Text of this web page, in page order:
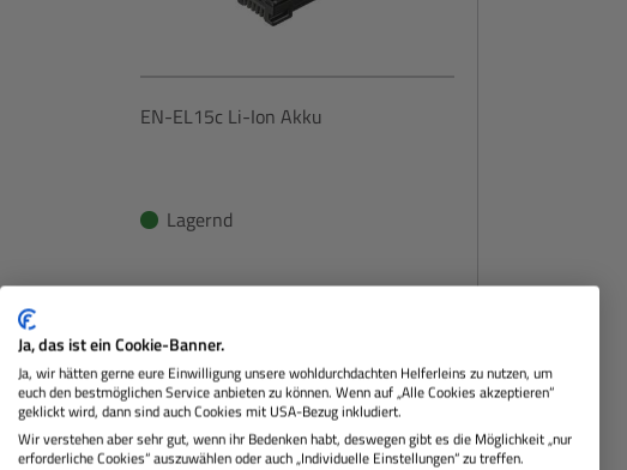
EN-EL15c Li-Ion Akku
Lagernd
IN DEN WARENKORB
Ja, das ist ein Cookie-Banner.
Ja, wir hätten gerne eure Einwilligung unsere wohldurchdachten Helferleins zu nutzen, um
euch den bestmöglichen Service anbieten zu können. Wenn auf „Alle Cookies akzeptieren“
geklickt wird, dann sind auch Cookies mit USA-Bezug inkludiert.
Wir verstehen aber sehr gut, wenn ihr Bedenken habt, deswegen gibt es die Möglichkeit „nur
erforderliche Cookies“ auszuwählen oder auch „Individuelle Einstellungen“ zu treffen.